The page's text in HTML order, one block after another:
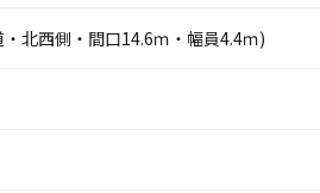
北西側・間口14.6ｍ・幅員4.4ｍ)